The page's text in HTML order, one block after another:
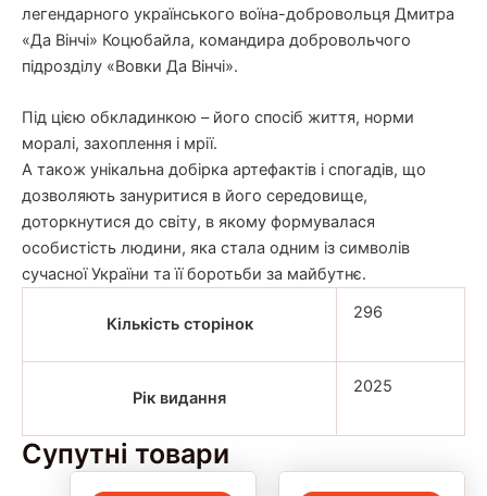
легендарного українського воїна-добровольця Дмитра
«Да Вінчі» Коцюбайла, командира добровольчого
підрозділу «Вовки Да Вінчі».
Під цією обкладинкою – його спосіб життя, норми
моралі, захоплення і мрії.
А також унікальна добірка артефактів і спогадів, що
дозволяють зануритися в його середовище,
доторкнутися до світу, в якому формувалася
особистість людини, яка стала одним із символів
сучасної України та її боротьби за майбутнє.
Кількість сторінок
296
Рік видання
2025
Супутні товари